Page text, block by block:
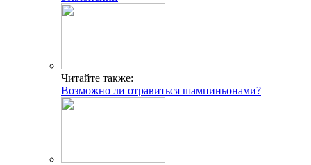
Читайте также:
Возможно ли отравиться шампиньонами?